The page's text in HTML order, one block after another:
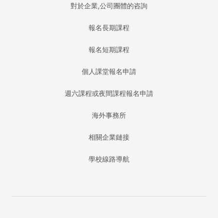
對於企業,公司團體的咨詢
報名長期課程
報名短期課程
個人課堂報名申請
週六課程或夜間課程報名申請
海外事務所
相關企業鏈接
學校線路導航